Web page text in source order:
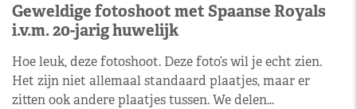
Geweldige fotoshoot met Spaanse Royals
i.v.m. 20-jarig huwelijk
Hoe leuk, deze fotoshoot. Deze foto’s wil je echt zien.
Het zijn niet allemaal standaard plaatjes, maar er
zitten ook andere plaatjes tussen. We delen…